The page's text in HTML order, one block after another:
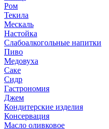
Ром
Текила
Мескаль
Настойка
Слабоалкогольные напитки
Пиво
Медовуха
Саке
Сидр
Гастрономия
Джем
Кондитерские изделия
Консервация
Масло оливковое